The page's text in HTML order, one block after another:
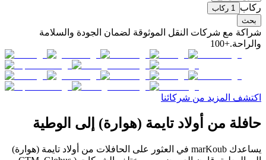
ركاب
1 ركاب
بحث
شراكة مع شركات النقل الموثوقة لضمان الجودة والسلامة
والراحة.+100
اكتشف المزيد من شركائنا
حافلة من أولاد تايمة (هوارة) إلى الوطية
يساعدك marKoub في العثور على الحافلات من أولاد تايمة (هوارة)